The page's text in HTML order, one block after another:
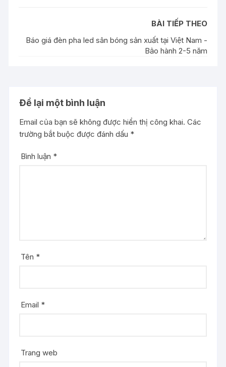
BÀI TIẾP THEO
Báo giá đèn pha led sân bóng sản xuất tại Việt Nam -
Bảo hành 2-5 năm
Để lại một bình luận
Email của bạn sẽ không được hiển thị công khai. Các
trường bắt buộc được đánh dấu *
Bình luận *
Tên *
Email *
Trang web